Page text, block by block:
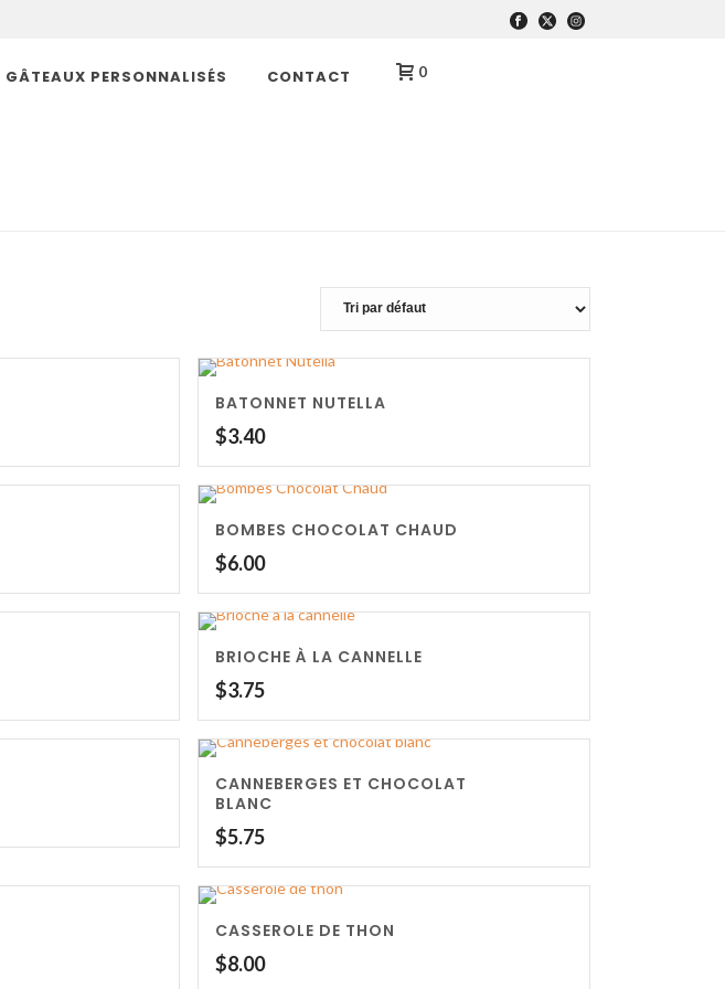
GÂTEAUX PERSONNALISÉS CONTACT 0
BATONNET NUTELLA
$3.40
BOMBES CHOCOLAT CHAUD
$6.00
BRIOCHE À LA CANNELLE
$3.75
CANNEBERGES ET CHOCOLAT
BLANC
$5.75
CASSEROLE DE THON
$8.00